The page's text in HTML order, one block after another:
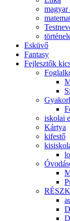
magyar
Esküvő
Fantasy
Fejlesztők
iskolai
Kártya
kifestő